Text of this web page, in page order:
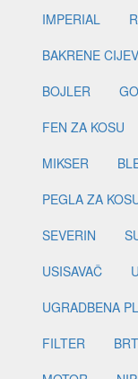
IMPERIAL
BAKRENE
BOJLER
FEN ZA KOSU
MIKSER
PEGLA ZA
SEVERIN
USISAVAČ
UGRADBENA
FILTER